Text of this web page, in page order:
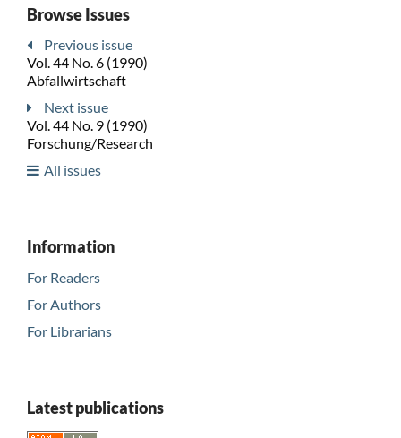
Browse Issues
Previous issue
Vol. 44 No. 6 (1990)
Abfallwirtschaft
Next issue
Vol. 44 No. 9 (1990)
Forschung/Research
All issues
Information
For Readers
For Authors
For Librarians
Latest publications